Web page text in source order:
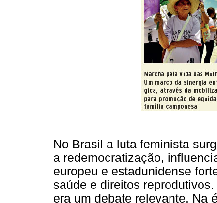
No Brasil a luta feminista
a redemocratização,
europeu e estadunidense
saúde e direitos
era um debate relevante. Na